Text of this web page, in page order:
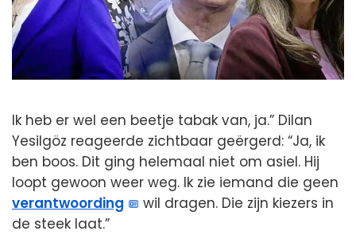
Ik heb er wel een beetje tabak van, ja.” Dilan
Yesilgöz reageerde zichtbaar geërgerd: “Ja, ik
ben boos. Dit ging helemaal niet om asiel. Hij
loopt gewoon weer weg. Ik zie iemand die geen
verantwoording
wil dragen. Die zijn kiezers in
de steek laat.”